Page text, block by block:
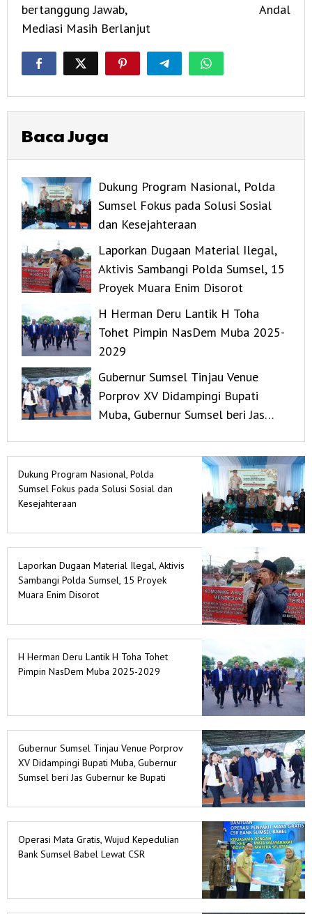
bertanggung Jawab,
Mediasi Masih Berlanjut
Andal
Baca Juga
Dukung Program Nasional, Polda
Sumsel Fokus pada Solusi Sosial
dan Kesejahteraan
Laporkan Dugaan Material Ilegal,
Aktivis Sambangi Polda Sumsel, 15
Proyek Muara Enim Disorot
H Herman Deru Lantik H Toha
Tohet Pimpin NasDem Muba 2025-
2029
Gubernur Sumsel Tinjau Venue
Porprov XV Didampingi Bupati
Muba, Gubernur Sumsel beri Jas
Dukung Program Nasional, Polda
Sumsel Fokus pada Solusi Sosial dan
Kesejahteraan
Laporkan Dugaan Material Ilegal, Aktivis
Sambangi Polda Sumsel, 15 Proyek
Muara Enim Disorot
H Herman Deru Lantik H Toha Tohet
Pimpin NasDem Muba 2025-2029
Gubernur Sumsel Tinjau Venue Porprov
XV Didampingi Bupati Muba, Gubernur
Sumsel beri Jas Gubernur ke Bupati
Operasi Mata Gratis, Wujud Kepedulian
Bank Sumsel Babel Lewat CSR